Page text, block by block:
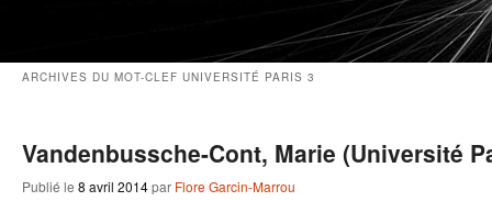
ARCHIVES DU MOT-CLEF UNIVERSITÉ PARIS 3
Vandenbussche-Cont, Marie (Université
Publié le 8 avril 2014par Flore Garcin-Marrou